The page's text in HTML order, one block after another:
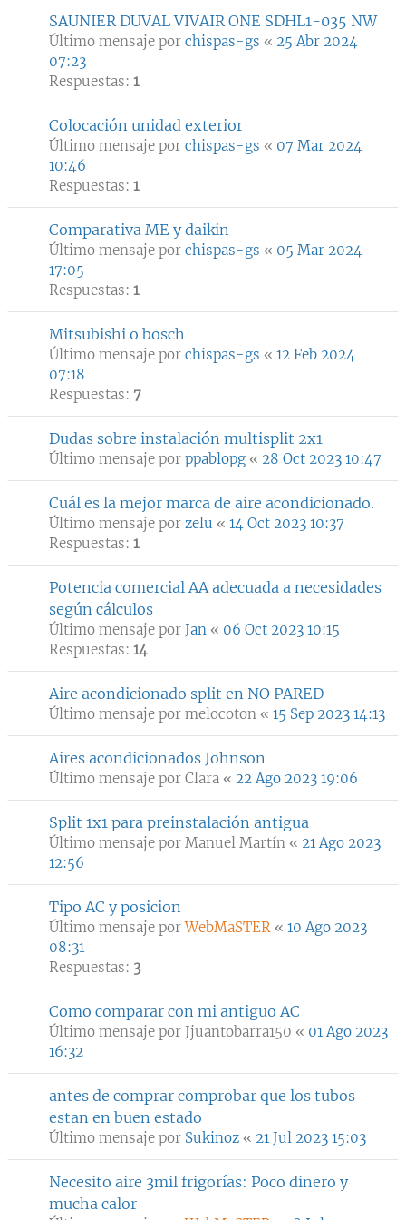
SAUNIER DUVAL VIVAIR ONE SDHL1-035 NW
Último mensaje por chispas-gs « 25 Abr 2024
07:23
Respuestas: 1
Colocación unidad exterior
Último mensaje por chispas-gs « 07 Mar 2024
10:46
Respuestas: 1
Comparativa ME y daikin
Último mensaje por chispas-gs « 05 Mar 2024
17:05
Respuestas: 1
Mitsubishi o bosch
Último mensaje por chispas-gs « 12 Feb 2024
07:18
Respuestas: 7
Dudas sobre instalación multisplit 2x1
Último mensaje por ppablopg « 28 Oct 2023 10:47
Cuál es la mejor marca de aire acondicionado.
Último mensaje por zelu « 14 Oct 2023 10:37
Respuestas: 1
Potencia comercial AA adecuada a necesidades
según cálculos
Último mensaje por Jan « 06 Oct 2023 10:15
Respuestas: 14
Aire acondicionado split en NO PARED
Último mensaje por melocoton « 15 Sep 2023 14:13
Aires acondicionados Johnson
Último mensaje por Clara « 22 Ago 2023 19:06
Split 1x1 para preinstalación antigua
Último mensaje por Manuel Martín « 21 Ago 2023
12:56
Tipo AC y posicion
Último mensaje porWebMaSTER « 10 Ago 2023
08:31
Respuestas: 3
Como comparar con mi antiguo AC
Último mensaje por Jjuantobarra150 « 01 Ago 2023
16:32
antes de comprar comprobar que los tubos
estan en buen estado
Último mensaje por Sukinoz « 21 Jul 2023 15:03
Necesito aire 3mil frigorías: Poco dinero y
mucha calor